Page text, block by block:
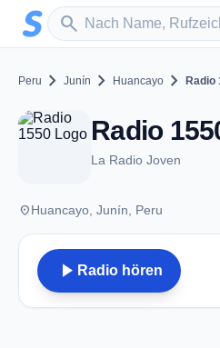
Zum Hauptinhalt springen
search
Sender suchen
Peru chevron_right Junín chevron_right Huancayo chevron_right Radio
La Radio Joven
placeHuancayo, Junín, Peru
play_arrow Radio hören